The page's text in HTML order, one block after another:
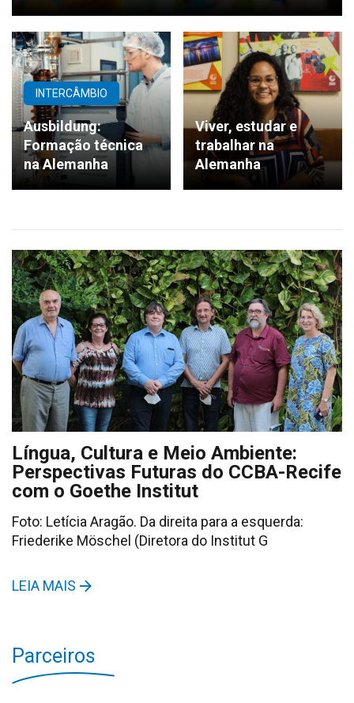
INTERCÂMBIO
Ausbildung:
Formação técnica
na Alemanha
Viver, estudar e
trabalhar na
Alemanha
Língua, Cultura e Meio Ambiente:
Perspectivas Futuras do CCBA-Recife
com o Goethe Institut
Foto: Letícia Aragão. Da direita para a esquerda:
Friederike Möschel (Diretora do Institut G
LEIA MAIS
Parceiros